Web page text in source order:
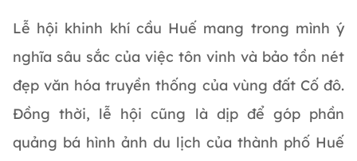
Lễ hội khinh khí cầu Huế mang trong mình ý
nghĩa sâu sắc của việc tôn vinh và bảo tồn nét
đẹp văn hóa truyền thống của vùng đất Cố đô.
Đồng thời, lễ hội cũng là dịp để góp phần
quảng bá hình ảnh du lịch của thành phố Huế